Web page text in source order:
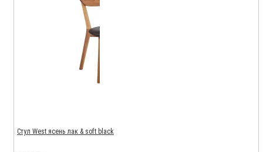
Стул West ясень лак & soft black